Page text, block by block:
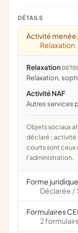
DÉTAILS
Activité
Relaxation
Relaxation
relaxation,
Activité NAF
Autres services
Objets sociaux attribués par l'administration d'après l'objet
déclaré ; activité
courts sont ceux
l'administration.
Forme
Déclarée /
Formulaires
2